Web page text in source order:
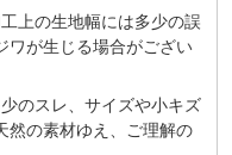
上の生地幅には多少の誤
ワが生じる場合がござい
のスレ、サイズや小キズ
然の素材ゆえ、ご理解の